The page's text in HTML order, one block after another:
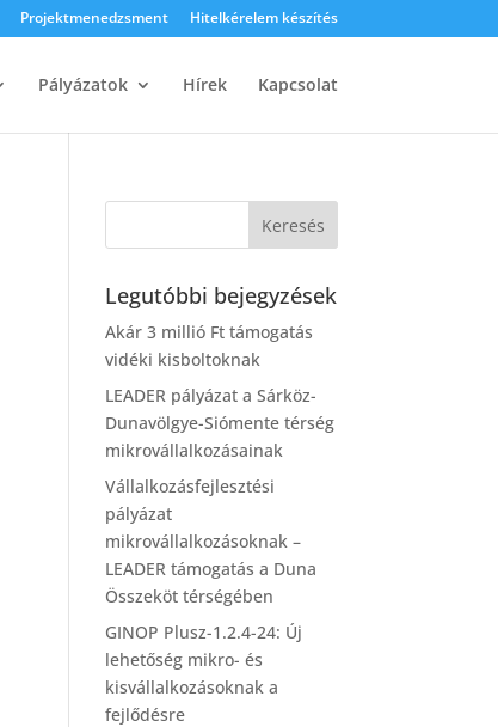
Projektmenedzsment Hitelkérelem készítés
Pályázatok Hírek Kapcsolat
Legutóbbi bejegyzések
Akár 3 millió Ft támogatás
vidéki kisboltoknak
LEADER pályázat a Sárköz-
Dunavölgye-Siómente térség
mikrovállalkozásainak
Vállalkozásfejlesztési
pályázat
mikrovállalkozásoknak –
LEADER támogatás a Duna
Összeköt térségében
GINOP Plusz-1.2.4-24: Új
lehetőség mikro- és
kisvállalkozásoknak a
fejlődésre